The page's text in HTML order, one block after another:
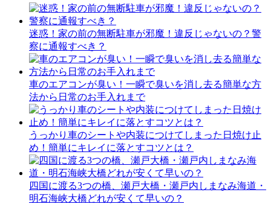
迷惑！家の前の無断駐車が邪魔！違反じゃないの？警
察に通報すべき？
車のエアコンが臭い！一瞬で臭いを消し去る簡単な方
法から日常のお手入れまで
うっかり車のシートや内装につけてしまった日焼け止
め！簡単にキレイに落とすコツとは？
四国に渡る3つの橋、瀬戸大橋・瀬戸内しまなみ海道・
明石海峡大橋どれが安くて早いの？